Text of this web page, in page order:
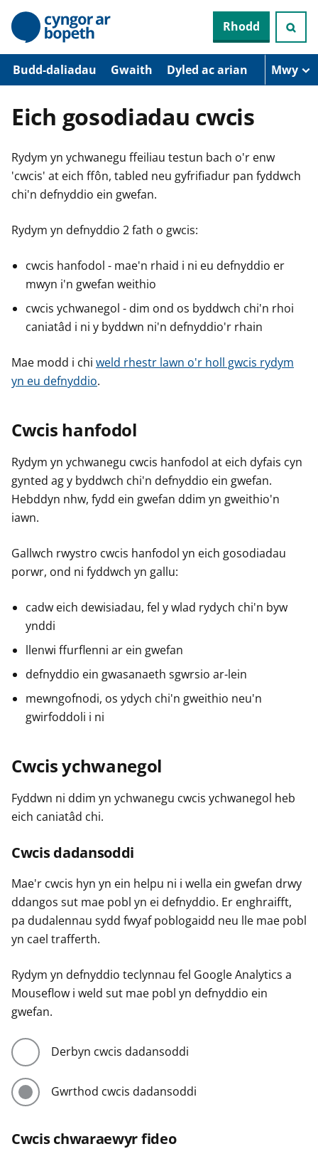
N
d
w
Rhodd
Budd-daliadau Gwaith Dyled ac arian Mwy
Eich gosodiadau cwcis
Rydym yn ychwanegu ffeiliau testun bach o'r enw
'cwcis' at eich ffôn, tabled neu gyfrifiadur pan fyddwch
chi'n defnyddio ein gwefan.
Rydym yn defnyddio 2 fath o gwcis:
cwcis hanfodol - mae'n rhaid i ni eu defnyddio er
mwyn i'n gwefan weithio
cwcis ychwanegol - dim ond os byddwch chi'n rhoi
caniatâd i ni y byddwn ni'n defnyddio'r rhain
Mae modd i chi weld rhestr lawn o'r holl gwcis rydym
yn eu defnyddio.
Cwcis hanfodol
Rydym yn ychwanegu cwcis hanfodol at eich dyfais cyn
gynted ag y byddwch chi'n defnyddio ein gwefan.
Hebddyn nhw, fydd ein gwefan ddim yn gweithio'n
iawn.
Gallwch rwystro cwcis hanfodol yn eich gosodiadau
porwr, ond ni fyddwch yn gallu:
cadw eich dewisiadau, fel y wlad rydych chi'n byw
ynddi
llenwi ffurflenni ar ein gwefan
defnyddio ein gwasanaeth sgwrsio ar-lein
mewngofnodi, os ydych chi'n gweithio neu'n
gwirfoddoli i ni
Cwcis ychwanegol
Fyddwn ni ddim yn ychwanegu cwcis ychwanegol heb
eich caniatâd chi.
Cwcis dadansoddi
Mae'r cwcis hyn yn ein helpu ni i wella ein gwefan drwy
ddangos sut mae pobl yn ei defnyddio. Er enghraifft,
pa dudalennau sydd fwyaf poblogaidd neu lle mae pobl
yn cael trafferth.
Rydym yn defnyddio teclynnau fel Google Analytics a
Mouseflow i weld sut mae pobl yn defnyddio ein
gwefan.
Derbyn cwcis dadansoddi
Gwrthod cwcis dadansoddi
Cwcis chwaraewyr fideo